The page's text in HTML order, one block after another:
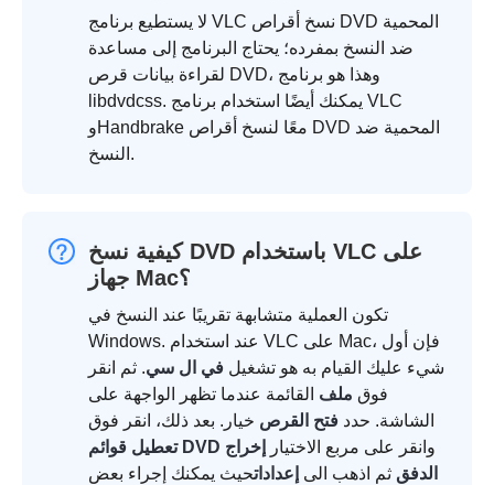
لا يستطيع برنامج VLC نسخ أقراص DVD المحمية
ضد النسخ بمفرده؛ يحتاج البرنامج إلى مساعدة
لقراءة بيانات قرص DVD، وهذا هو برنامج
libdvdcss. يمكنك أيضًا استخدام برنامج VLC
وHandbrake معًا لنسخ أقراص DVD المحمية ضد
النسخ.
كيفية نسخ DVD باستخدام VLC على
جهاز Mac؟
تكون العملية متشابهة تقريبًا عند النسخ في
Windows. عند استخدام VLC على Mac، فإن أول
شيء عليك القيام به هو تشغيل في ال سي. ثم انقر
فوق ملف القائمة عندما تظهر الواجهة على
الشاشة. حدد فتح القرص خيار. بعد ذلك، انقر فوق
تعطيل قوائم DVD
وانقر على مربع الاختيار
إخراج
الدفق ثم اذهب الى إعداداتحيث يمكنك إجراء بعض